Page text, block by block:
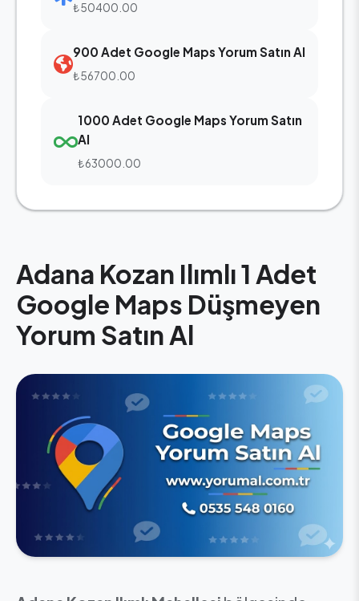
Adana Kozan Ilımlı 1 Adet
Google Maps Düşmeyen
Yorum Satın Al
₺50400.00
900 Adet Google Maps Yorum Satın Al
₺56700.00
1000 Adet Google Maps Yorum Satın
Al
₺63000.00